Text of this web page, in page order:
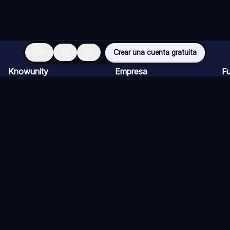
Crear una cuenta gratuita
Knowunity Empresa